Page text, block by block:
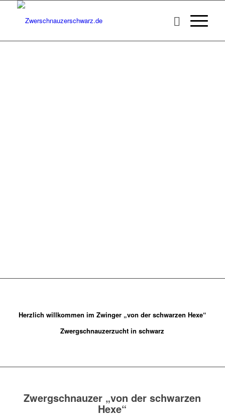
Herzlich willkommen im Zwinger „von der schwarzen Hexe“
Zwergschnauzerzucht in schwarz
Zwergschnauzer „von der schwarzen
Hexe“